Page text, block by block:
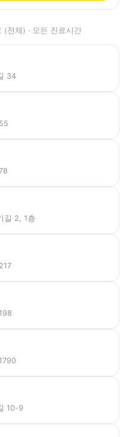
(전체) · 모든 진료시간
34
길 2, 1층
10-9